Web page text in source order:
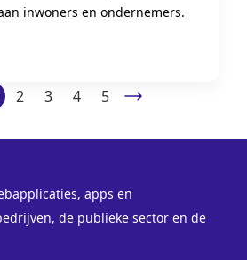
inwoners en ondernemers.
2 3 4 5
apps en
de publieke sector en de